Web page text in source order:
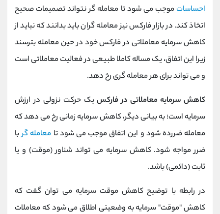
احساسات موجب می شود تا معامله گر نتواند تصمیمات صحیح
اتخاذ کند. در بازار فارکس نیز معامله گران باید بدانند که نباید از
کاهش سرمایه معاملاتی در فارکس خود در حین معامله بترسند
زیرا این اتفاق، یک مساله کاملا طبیعی در فعالیت معاملاتی است
و می تواند برای هر معامله گری رخ دهد.
کاهش سرمایه معاملاتی در فارکسیک حرکت نزولی در ارزش
سرمایه است؛ به بیانی دیگر، کاهش سرمایه زمانی رخ می دهد که
معامله ضررده شود و این اتفاق موجب می شود تا معامله گربا
ضرر مواجه شود. کاهش سرمایه می تواند شناور (موقت) و یا
ثابت (دائمی) باشد.
در رابطه با توضیح کاهش موقت سرمایه می توان گفت که
کاهش "موقت" سرمایه به وضعیتی اطلاق می شود که معاملات